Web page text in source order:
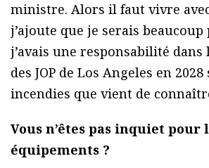
ministre. Alors il faut vivre
j’ajoute que je serais
j’avais une responsabilité dans
des JOP de Los Angeles en
incendies que vient de
Vous n’êtes pas inquiet pour
équipements ?